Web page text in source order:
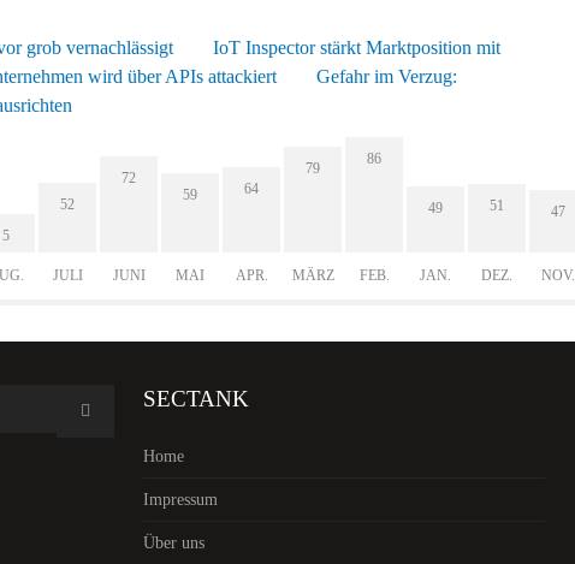
grob vernachlässigt
IoT Inspector stärkt Marktposition mit
wird über APIs attackiert
Gefahr im Verzug:
5
52
JULI
72
JUNI
59
MAI
64
APR.
79
MÄRZ
86
FEB.
49
JAN.
51
DEZ.
47
NOV.
SECTANK
Home
Impressum
Über uns